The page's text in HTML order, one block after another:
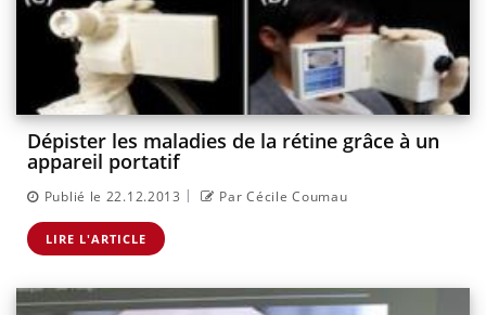
Dépister les maladies de la rétine grâce à un
appareil portatif
Publié le 22.12.2013 | Par Cécile Coumau
LIRE L'ARTICLE